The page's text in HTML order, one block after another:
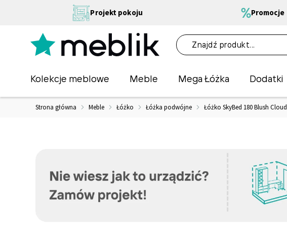
Projekt pokoju Promocje
Kolekcje meblowe Meble Mega Łóżka Dodatki
Strona główna Meble Łóżko Łóżka podwójne Łóżko SkyBed 180 Blush Cloud